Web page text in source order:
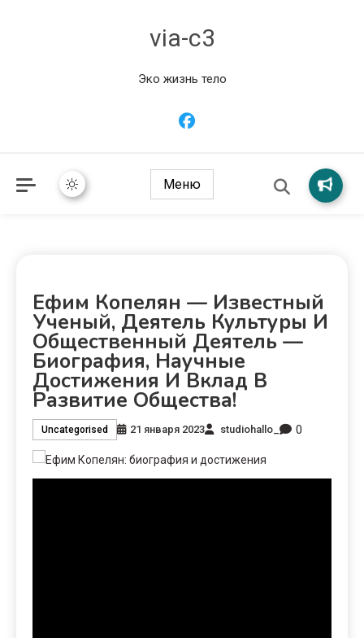
via-c3
Эко жизнь тело
Меню
Ефим Копелян — Известный
Ученый, Деятель Культуры И
Общественный Деятель —
Биография, Научные
Достижения И Вклад В
Развитие Общества!
Uncategorised 21 января 2023 studiohallo_ 0